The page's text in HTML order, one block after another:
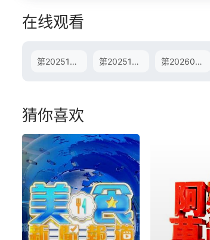
在线观看
第20251216期 第20251223期 第20260106期
猜你喜欢